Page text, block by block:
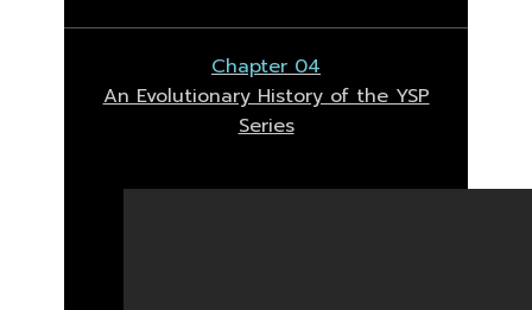
Chapter 04
An Evolutionary History of the YSP
Series